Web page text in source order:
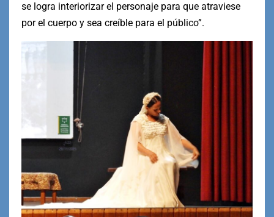
se logra interiorizar el personaje para que atraviese
por el cuerpo y sea creíble para el público”.